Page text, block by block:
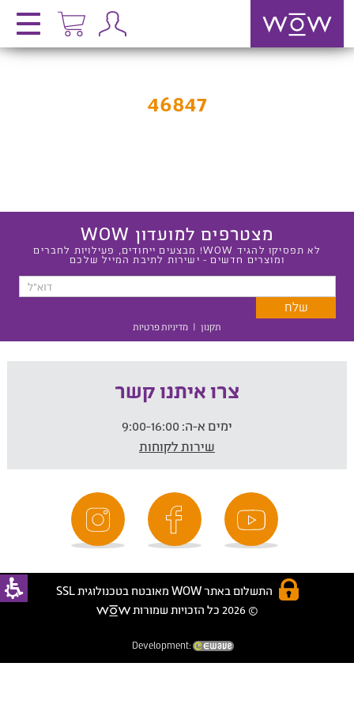
46847
מצטרפים למועדון WOW
לא תפסיקו להגיד WOW! מבצעים ייחודים, פעילויות לחברים
ומוצרים חדשים - ישירות לתיבת המייל שלכם
תקנון | מדיניות פרטיות
צרו איתנו קשר
ימים א-ה:
שירות לקוחות
התשלום באתר WOW מאובטח בטכנולוגית SSL
© 2026 כל הזכויות שמורות
Development: